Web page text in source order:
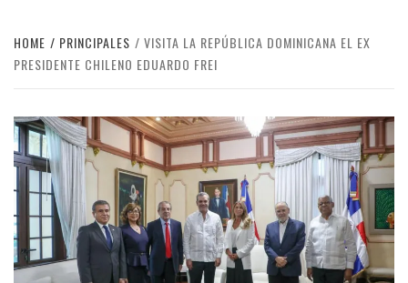
HOME PRINCIPALES
VISITA LA REPÚBLICA DOMINICANA EL EX
PRESIDENTE CHILENO EDUARDO FREI